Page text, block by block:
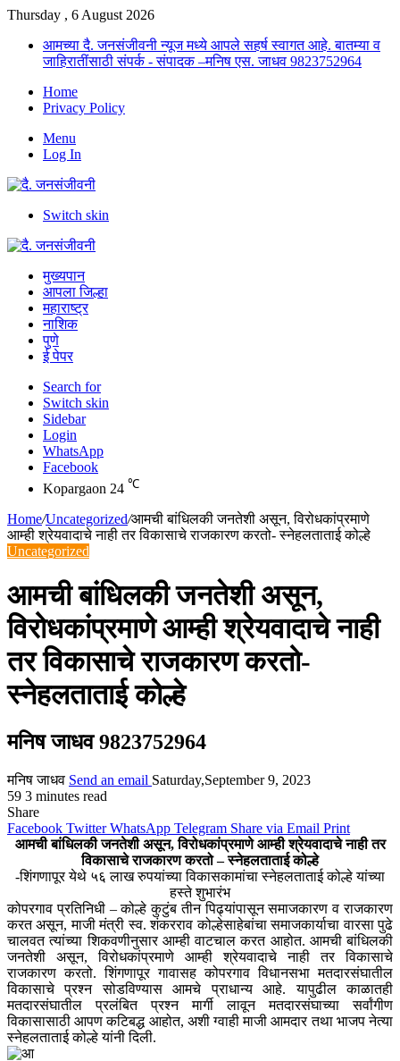
Thursday , 6 August 2026
आमच्या दै. जनसंजीवनी न्यूज मध्ये आपले सहर्ष स्वागत आहे. बातम्या व
जाहिरातींसाठी संपर्क - संपादक –मनिष एस. जाधव 9823752964
Home
Privacy Policy
Menu
Log In
Switch skin
मुख्यपान
आपला जिल्हा
महाराष्ट्र
नाशिक
पुणे
ई पेपर
Search for
Switch skin
Sidebar
Login
WhatsApp
Facebook
Kopargaon 24 ℃
Home/Uncategorized/आमची बांधिलकी जनतेशी असून, विरोधकांप्रमाणे
आम्ही श्रेयवादाचे नाही तर विकासाचे राजकारण करतो- स्नेहलताताई कोल्हे
Uncategorized
आमची बांधिलकी जनतेशी असून,
विरोधकांप्रमाणे आम्ही श्रेयवादाचे नाही
तर विकासाचे राजकारण करतो-
स्नेहलताताई कोल्हे
मनिष जाधव 9823752964
मनिष जाधव Send an email Saturday,September 9, 2023
59 3 minutes read
Share
Facebook Twitter WhatsApp Telegram Share via Email Print
आमची बांधिलकी जनतेशी असून, विरोधकांप्रमाणे आम्ही श्रेयवादाचे नाही तर
विकासाचे राजकारण करतो – स्नेहलताताई कोल्हे
-शिंगणापूर येथे ५६ लाख रुपयांच्या विकासकामांचा स्नेहलताताई कोल्हे यांच्या
हस्ते शुभारंभ
कोपरगाव प्रतिनिधी – कोल्हे कुटुंब तीन पिढ्यांपासून समाजकारण व राजकारण
करत असून, माजी मंत्री स्व. शंकरराव कोल्हेसाहेबांचा समाजकार्याचा वारसा पुढे
चालवत त्यांच्या शिकवणीनुसार आम्ही वाटचाल करत आहोत. आमची बांधिलकी
जनतेशी असून, विरोधकांप्रमाणे आम्ही श्रेयवादाचे नाही तर विकासाचे
राजकारण करतो. शिंगणापूर गावासह कोपरगाव विधानसभा मतदारसंघातील
विकासाचे प्रश्न सोडविण्यास आमचे प्राधान्य आहे. यापुढील काळातही
मतदारसंघातील प्रलंबित प्रश्न मार्गी लावून मतदारसंघाच्या सर्वांगीण
विकासासाठी आपण कटिबद्ध आहोत, अशी ग्वाही माजी आमदार तथा भाजप नेत्या
स्नेहलताताई कोल्हे यांनी दिली.